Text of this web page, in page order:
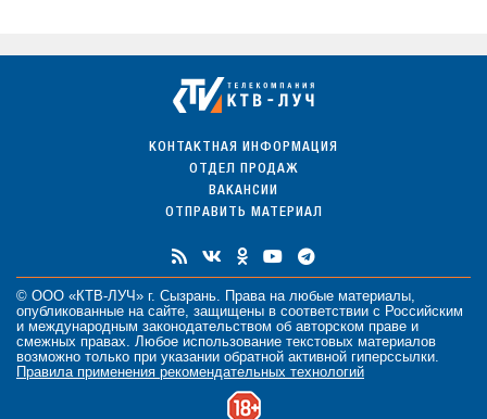
КОНТАКТНАЯ ИНФОРМАЦИЯ
ОТДЕЛ ПРОДАЖ
ВАКАНСИИ
ОТПРАВИТЬ МАТЕРИАЛ
© ООО «КТВ-ЛУЧ» г. Сызрань. Права на любые материалы
опубликованные на сайте, защищены в соответствии с Российским
и международным законодательством об авторском праве и
смежных правах. Любое использование текстовых материалов
возможно только при указании обратной активной гиперссылки.
Правила применения рекомендательных технологий